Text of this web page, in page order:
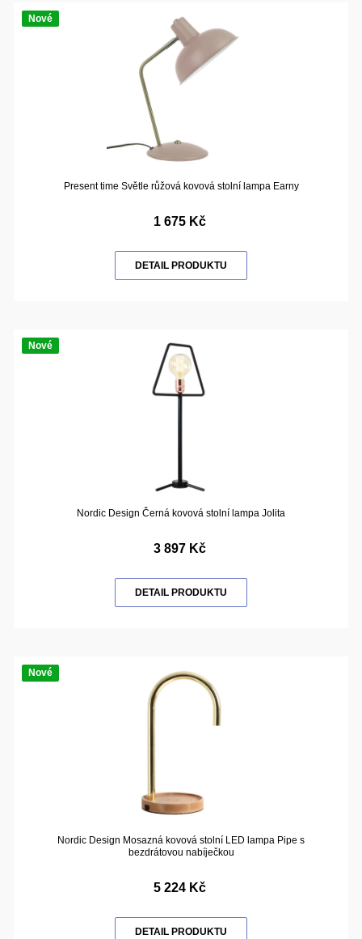
Nové
Present time Světle růžová kovová stolní lampa Earny
1 675 Kč
DETAIL PRODUKTU
Nové
Nordic Design Černá kovová stolní lampa Jolita
3 897 Kč
DETAIL PRODUKTU
Nové
Nordic Design Mosazná kovová stolní LED lampa Pipe s
bezdrátovou nabíječkou
5 224 Kč
DETAIL PRODUKTU